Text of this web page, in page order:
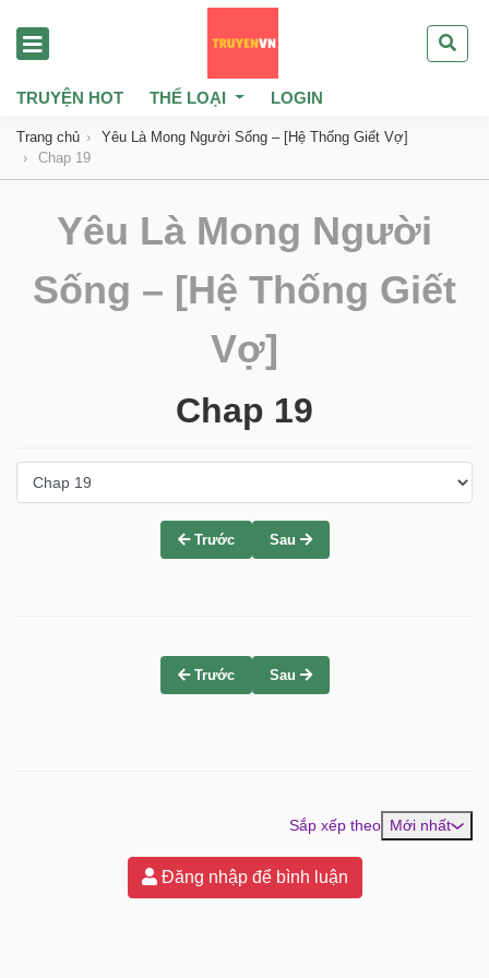
TRUYỆN HOT THỂ LOẠI LOGIN
Trang chủ
Yêu Là Mong Người Sống – [Hệ Thống Giết Vợ]
Chap 19
Yêu Là Mong Người
Sống – [Hệ Thống Giết
Vợ]
Chap 19
Trước Sau
Trước Sau
Sắp xếp theo Mới nhất
Đăng nhập để bình luận